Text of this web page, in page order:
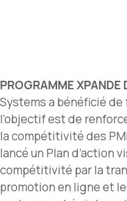
PROGRAMME XPANDE
Systems a bénéficié
l’objectif est de
la compétitivité des
lancé un Plan d’action
compétitivité par la
promotion en ligne et